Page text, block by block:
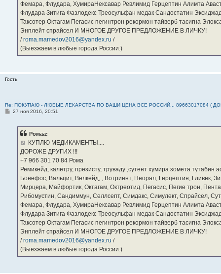
Фемара, Флудара, ХумираНексавар Ревлимид Герцептин Алимта
Флудара Зитига Фазлодекс Треосульфан медак Сандостатин
Таксотер Октагам Пегасис пегинтрон рекормон тайверб тасигна
Энплейт спрайсел И МНОГОЕ ДРУГОЕ ПРЕДЛОЖЕНИЕ В ЛИЧКУ!
/roma.mamedov2016@yandex.ru /
(Выезжаем в любые города России.)
Гость
Re: ПОКУПАЮ - ЛЮБЫЕ ЛЕКАРСТВА ПО ВАШИ ЦЕНА ВСЕ РОССИЙ... 89663017084 (
С27 ноя 2016, 20:51
Ромаа:
КУПЛЮ МЕДИКАМЕНТЫ....
ДОРОЖЕ ДРУГИХ !!!
‪+7 966 301 70 84‬ Рома
Ремикейд, калетру, презисту, труваду ,сутент хумира зомета
Бонефос, Вальцит, Велкейд, , Вотриент, Неорал, Герцептин, Гливек,
Мирцера, Майфортик, Октагам, Октреотид, Пегасис, Пегие трон,
Рибомустин, Сандиммун, Селлсепт, Симдакс, Симулект, Спрайсел,
Фемара, Флудара, ХумираНексавар Ревлимид Герцептин Алимта
Флудара Зитига Фазлодекс Треосульфан медак Сандостатин
Таксотер Октагам Пегасис пегинтрон рекормон тайверб тасигна
Энплейт спрайсел И МНОГОЕ ДРУГОЕ ПРЕДЛОЖЕНИЕ В ЛИЧКУ!
/roma.mamedov2016@yandex.ru /
(Выезжаем в любые города России.)